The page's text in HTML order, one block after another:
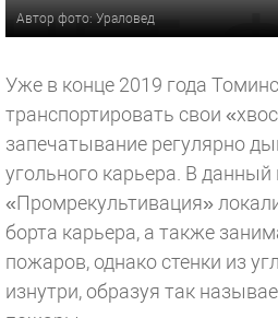
Автор фото: Ураловед
Уже в конце 2019 года
транспортировать свои
запечатывание регулярно
угольного карьера. В
«Промрекультивация»
борта карьера, а также
пожаров, однако стенки из
изнутри, образуя так